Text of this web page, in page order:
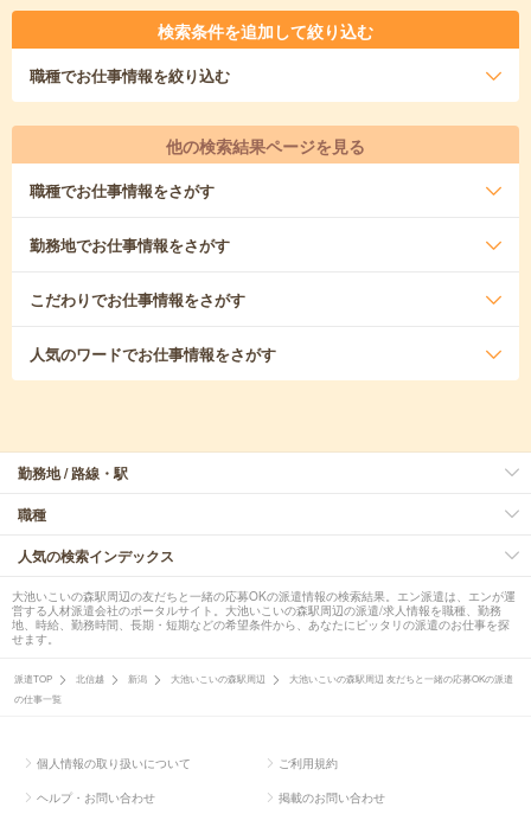
検索条件を追加して絞り込む
職種でお仕事情報を絞り込む
他の検索結果ページを見る
職種でお仕事情報をさがす
勤務地でお仕事情報をさがす
こだわりでお仕事情報をさがす
人気のワードでお仕事情報をさがす
勤務地 / 路線・駅
職種
人気の検索インデックス
大池いこいの森駅周辺の友だちと一緒の応募OKの派遣情報の検索結果。エン派遣は、エンが運
営する人材派遣会社のポータルサイト。大池いこいの森駅周辺の派遣/求人情報を職種、勤務
地、時給、勤務時間、長期・短期などの希望条件から、あなたにピッタリの派遣のお仕事を探
せます。
派遣TOP 北信越 新潟 大池いこいの森駅周辺
大池いこいの森駅周辺 友だちと一緒の応募OKの派遣
の仕事一覧
個人情報の取り扱いについて ご利用規約
ヘルプ・お問い合わせ 掲載のお問い合わせ